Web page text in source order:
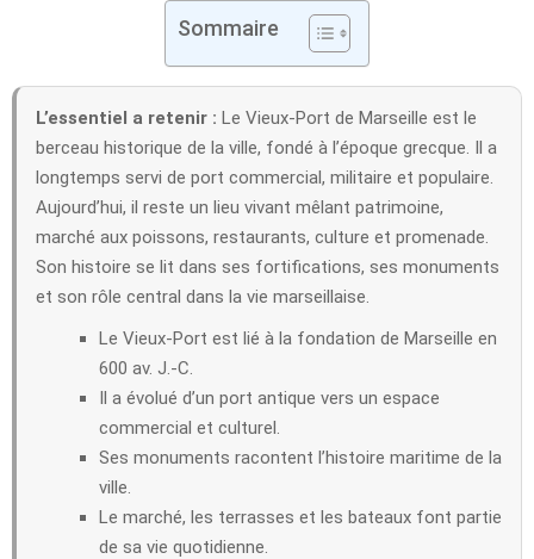
Sommaire
L’essentiel a retenir : Le Vieux-Port de Marseille est le
berceau historique de la ville, fondé à l’époque grecque. Il a
longtemps servi de port commercial, militaire et populaire.
Aujourd’hui, il reste un lieu vivant mêlant patrimoine,
marché aux poissons, restaurants, culture et promenade.
Son histoire se lit dans ses fortifications, ses monuments
et son rôle central dans la vie marseillaise.
Le Vieux-Port est lié à la fondation de Marseille en
600 av. J.-C.
Il a évolué d’un port antique vers un espace
commercial et culturel.
Ses monuments racontent l’histoire maritime de la
ville.
Le marché, les terrasses et les bateaux font partie
de sa vie quotidienne.